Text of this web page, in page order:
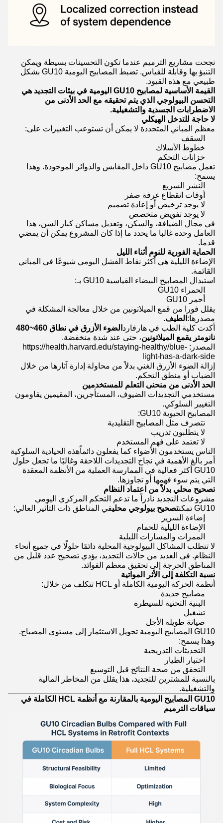
نجحت مشاريع الترميم عندما تكون التحسينات بسيطة ويمكن
التنبؤ بها وقابلة للقياس. تضبط المصابيح اليومية GU10 بشكل
طبيعي مع هذه القيود.
القيمة الأساسية لمصابيح GU10 اليومية في بيئات التجديد هي
التحسن البيولوجي الذي يتم تحقيقه مع الحد الأدنى من
الاضطرابات الجسدية والتشغيلية.
لا حاجة للتدخل الهيكلي
معظم المباني المتجددة لا يمكن أن تستوعب التغييرات على:
السقف
خطوط الأسلاك
خزانات التحكم
تعمل مصابيح GU10 داخل المقابس والدوائر الموجودة. وهذا
يسمح:
النشر السريع
أوقات انقطاع غرفة صفر
لا يوجد ترخيص أو إعادة تصميم
لا يوجد تفويض متخصص
في مجال الضيافة، والسكن، وتعديل مساكن كبار السن، هذا
العامل وحده غالبا ما يحدد ما إذا كان المشروع يمكن أن يمضي
قدما.
الحماية الفورية للنوم أثناء الليل
الإضاءة الليلية هي أكثر نقاط الفشل اليومي شيوعًا في المباني
القائمة.
استبدال المصابيح البيضاء القياسية GU10 بـ:
الحمراء GU10
أحمر GU10
يقلل فورا من قمع الميلاتونين من خلال معالجة المشكلة في
مصدرها:الطيف.
أكدت كلية الطب في هارفارد
الضوء الأزرق في نطاق 460~480
نانومتر يقمع الميلاتونين، حتى عند شدة منخفضة.
المصدر: https://health.harvard.edu/staying-healthy/blue-
light-has-a-dark-side
إزالة الضوء الأزرق الغني بدلاً من محاولة إدارة آثارها من خلال
الضباب أو منطق التحكم.
الحد الأدنى من منحنى التعلم للمستخدمين
مستخدمي التجديدات الضيوف، المستأجرين، المقيمين يقاومون
التغيير السلوكي.
المصابيح الحيوية GU10:
تتصرف مثل المصابيح التقليدية
لا يتطلبون تدريب
لا تعتمد على فهم المستخدم
الناس يستخدمون الأضواء كما يفعلون دائماًهذه الحيادية السلوكية
أمر بالغ الأهمية في نجاح التجديدات اللاحقة وغالبًا ما تجعل حلول
GU10 أكثر فعالية في الممارسة العملية من الأنظمة المعقدة
التي يتم سوء فهمها أو تجاوزها.
تصحيح محلي بدلاً من اعتماد النظام
مشروعات التجديد نادراً ما تدعم التحكم المركزي اليومي
GU10 تمكن
تصحيح بيولوجي محليفي المناطق ذات التأثير العالي:
إضاءة السرير
الإضاءة الليلية للحمام
الممرات والمسارات الليلية
لا تتطلب المشاكل البيولوجية المحلية دائمًا حلولًا في جميع أنحاء
النظام. في العديد من حالات التجديد، يؤدي تصحيح عدد قليل من
المناطق الحرجة إلى تحقيق معظم الفوائد.
نسبة التكلفة إلى الأثر المواتية
أنظمة الحركة اليومية الكاملة أو HCL تتكلف من خلال:
مصابيح جديدة
البنية التحتية للسيطرة
تشغيل
صيانة طويلة الأجل
GU10 المصابيح اليومية تحويل الاستثمار إلى مستوى المصباح.
وهذا يسمح:
التحديثات التدريجية
اختبار الطيار
التحقق من صحة النتائج قبل التوسيع
بالنسبة للمشترين للتجديد، هذا يقلل من المخاطر المالية
والتشغيلية.
GU10 المصابيح اليومية بالمقارنة مع أنظمة HCL الكاملة في
سياقات الترميم